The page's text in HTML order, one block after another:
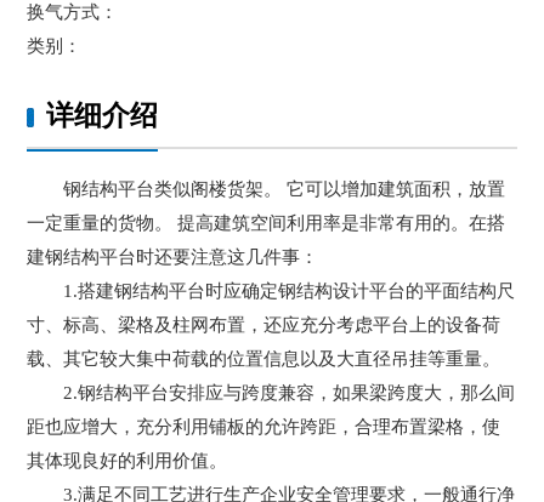
换气方式：
类别：
详细介绍
钢结构平台类似阁楼货架。 它可以增加建筑面积，放置
一定重量的货物。 提高建筑空间利用率是非常有用的。在搭
建钢结构平台时还要注意这几件事：
1.搭建钢结构平台时应确定钢结构设计平台的平面结构尺
寸、标高、梁格及柱网布置，还应充分考虑平台上的设备荷
载、其它较大集中荷载的位置信息以及大直径吊挂等重量。
2.钢结构平台安排应与跨度兼容，如果梁跨度大，那么间
距也应增大，充分利用铺板的允许跨距，合理布置梁格，使
其体现良好的利用价值。
3.满足不同工艺进行生产企业安全管理要求，一般通行净